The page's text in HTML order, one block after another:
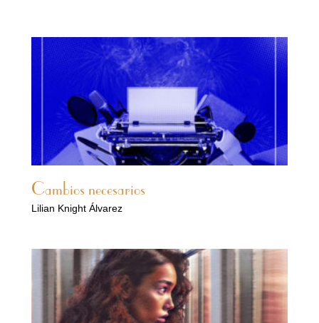
Cambios necesarios
Lilian Knight Álvarez